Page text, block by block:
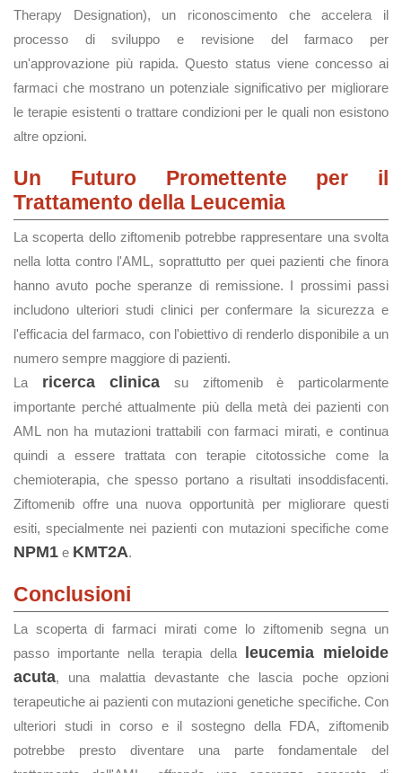
Therapy Designation), un riconoscimento che accelera il
processo di sviluppo e revisione del farmaco per
un'approvazione più rapida. Questo status viene concesso ai
farmaci che mostrano un potenziale significativo per migliorare
le terapie esistenti o trattare condizioni per le quali non esistono
altre opzioni​.
Un Futuro Promettente per il
Trattamento della Leucemia
La scoperta dello ziftomenib potrebbe rappresentare una svolta
nella lotta contro l'AML, soprattutto per quei pazienti che finora
hanno avuto poche speranze di remissione. I prossimi passi
includono ulteriori studi clinici per confermare la sicurezza e
l'efficacia del farmaco, con l'obiettivo di renderlo disponibile a un
numero sempre maggiore di pazienti.
La ricerca clinica su ziftomenib è particolarmente
importante perché attualmente più della metà dei pazienti con
AML non ha mutazioni trattabili con farmaci mirati, e continua
quindi a essere trattata con terapie citotossiche come la
chemioterapia, che spesso portano a risultati insoddisfacenti.
Ziftomenib offre una nuova opportunità per migliorare questi
esiti, specialmente nei pazienti con mutazioni specifiche come
NPM1 e KMT2A.
Conclusioni
La scoperta di farmaci mirati come lo ziftomenib segna un
passo importante nella terapia della
leucemia mieloide
acuta, una malattia devastante che lascia poche opzioni
terapeutiche ai pazienti con mutazioni genetiche specifiche. Con
ulteriori studi in corso e il sostegno della FDA, ziftomenib
potrebbe presto diventare una parte fondamentale del